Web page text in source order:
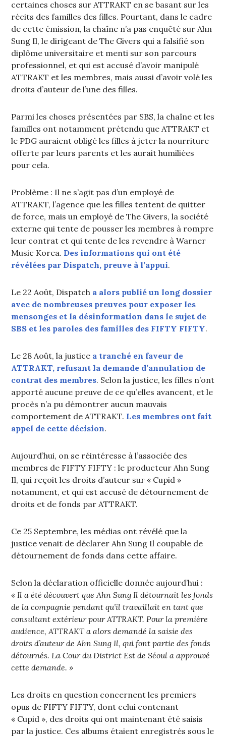
certaines choses sur ATTRAKT en se basant sur les
récits des familles des filles. Pourtant, dans le cadre
de cette émission, la chaîne n’a pas enquêté sur Ahn
Sung Il, le dirigeant de The Givers qui a falsifié son
diplôme universitaire et menti sur son parcours
professionnel, et qui est accusé d’avoir manipulé
ATTRAKT et les membres, mais aussi d’avoir volé les
droits d’auteur de l’une des filles.
Parmi les choses présentées par SBS, la chaîne et les
familles ont notamment prétendu que ATTRAKT et
le PDG auraient obligé les filles à jeter la nourriture
offerte par leurs parents et les aurait humiliées
pour cela.
Problème : Il ne s’agit pas d’un employé de
ATTRAKT, l’agence que les filles tentent de quitter
de force, mais un employé de The Givers, la société
externe qui tente de pousser les membres à rompre
leur contrat et qui tente de les revendre à Warner
Music Korea. Des informations qui ont été
révélées par Dispatch, preuve à l’appui.
Le 22 Août, Dispatch a alors publié un long dossier
avec de nombreuses preuves pour exposer les
mensonges et la désinformation dans le sujet de
SBS et les paroles des familles des FIFTY FIFTY.
Le 28 Août, la justice a tranché en faveur de
ATTRAKT, refusant la demande d’annulation de
contrat des membres. Selon la justice, les filles n’ont
apporté aucune preuve de ce qu’elles avancent, et le
procès n’a pu démontrer aucun mauvais
comportement de ATTRAKT. Les membres ont fait
appel de cette décision.
Aujourd’hui, on se réintéresse à l’associée des
membres de FIFTY FIFTY : le producteur Ahn Sung
Il, qui reçoit les droits d’auteur sur « Cupid »
notamment, et qui est accusé de détournement de
droits et de fonds par ATTRAKT.
Ce 25 Septembre, les médias ont révélé que la
justice venait de déclarer Ahn Sung Il coupable de
détournement de fonds dans cette affaire.
Selon la déclaration officielle donnée aujourd’hui :
« Il a été découvert que Ahn Sung Il détournait les fonds
de la compagnie pendant qu’il travaillait en tant que
consultant extérieur pour ATTRAKT. Pour la première
audience, ATTRAKT a alors demandé la saisie des
droits d’auteur de Ahn Sung Il, qui font partie des fonds
détournés. La Cour du District Est de Séoul a approuvé
cette demande. »
Les droits en question concernent les premiers
opus de FIFTY FIFTY, dont celui contenant
« Cupid », des droits qui ont maintenant été saisis
par la justice. Ces albums étaient enregistrés sous le